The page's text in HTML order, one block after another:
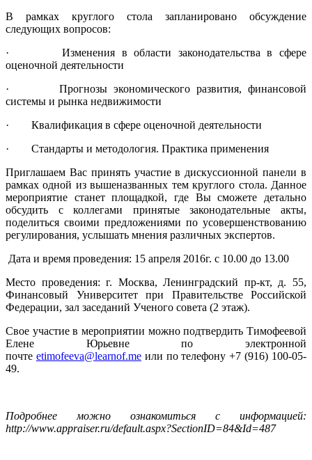
В рамках круглого стола запланировано обсуждение
следующих вопросов:
· Изменения в области законодательства в сфере
оценочной деятельности
· Прогнозы экономического развития, финансовой
системы и рынка недвижимости
· Квалификация в сфере оценочной деятельности
· Стандарты и методология. Практика применения
Приглашаем Вас принять участие в дискуссионной панели в
рамках одной из вышеназванных тем круглого стола. Данное
мероприятие станет площадкой, где Вы сможете детально
обсудить с коллегами принятые законодательные акты,
поделиться своими предложениями по усовершенствованию
регулирования, услышать мнения различных экспертов.
Дата и время проведения: 15 апреля 2016г. с 10.00 до 13.00
Место проведения: г. Москва, Ленинградский пр-кт, д. 55,
Финансовый Университет при Правительстве Российской
Федерации, зал заседаний Ученого совета (2 этаж).
Свое участие в мероприятии можно подтвердить Тимофеевой
Елене Юрьевне по электронной
почте etimofeeva@learnof.meили по телефону +7 (916) 100-05-
49.
Подробнее можно ознакомиться с информацией:
http://www.appraiser.ru/default.aspx?SectionID=84&Id=487